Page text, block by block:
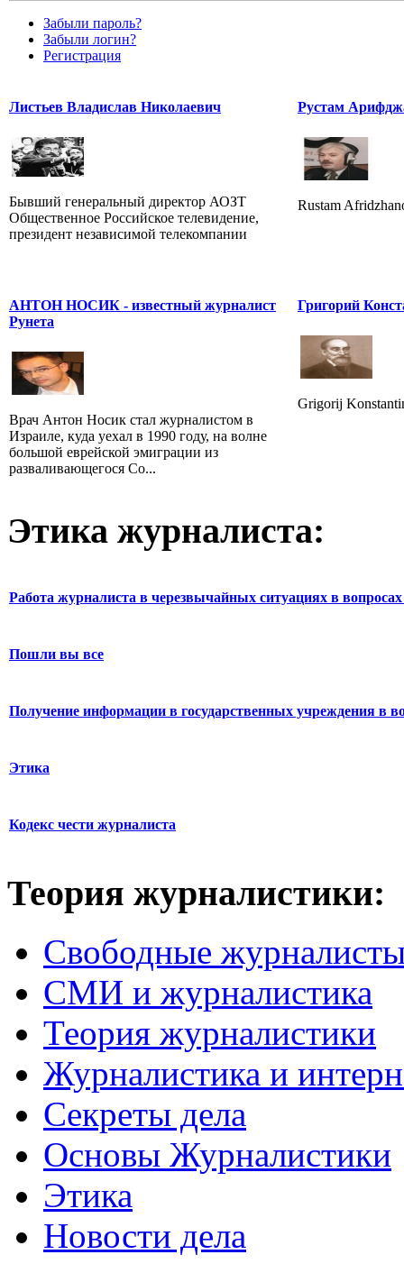
Забыли пароль?
Забыли логин?
Регистрация
Листьев Владислав Николаевич
Бывший генеральный директор АОЗТ
Общественное Российское телевидение,
президент независимой телекомпании
Рустам
Rustam
АНТОН НОСИК - известный журналист
Рунета
Врач Антон Носик стал журналистом в
Израиле, куда уехал в 1990 году, на волне
большой еврейской эмиграции из
разваливающегося Со...
Григорий
Grigorij
Этика журналиста:
Работа журналиста в черезвычайных ситуациях в вопросах
Пошли вы все
Получение информации в государственных учреждения в
Этика
Кодекс чести журналиста
Теория журналистики:
Свободные
СМИ и журналистика
Теория журналистики
Журналистика и
Секреты дела
Основы Журналистики
Этика
Новости дела